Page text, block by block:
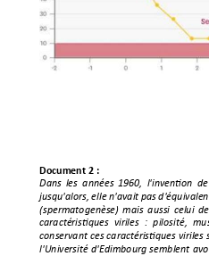
Document 2 :
Dans les  années 1960,  l'invention  d
jusqu'alors, elle n'avait pas
(spermatogenèse) mais aussi celui de
caractéristiques viriles : pilosité,
conservant ces caractéristiques viriles
l'Université d'Edimbourg semblent